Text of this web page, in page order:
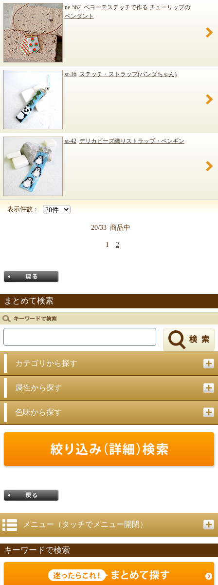
ne-562 ペヨーテステッチで作る チューリップの
ペンダント
st-36 ステッチ・ストラップ(パンダちゃん)
st-42 デリカビーズ織りストラップ・ペンギン
表示件数：
20/33 商品中
1 2
戻る
まとめて検索
カテゴリから探す
属性から探す
色味から探す
戻る
メニュー（タッチでメニュー開閉）
キーワードで検索